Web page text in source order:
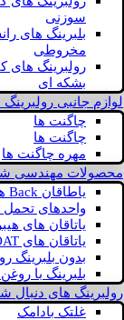
سوزنی
بلبرینگ های
مخروطی
رولبرینگ
بشکه ای
لوازم جانبی رولبرینگ
چاگنت ها
چاگنت ها
مهره چاگنت ها
محصولات مهندسی
یاطاقان Back های پشتی
واحدهای
یاتاقان های
یاتاقان های INSOCOAT
بدون بلبرینگ
بلبرینگ با
رولبرینگ های دنبال
غلتک بادامک